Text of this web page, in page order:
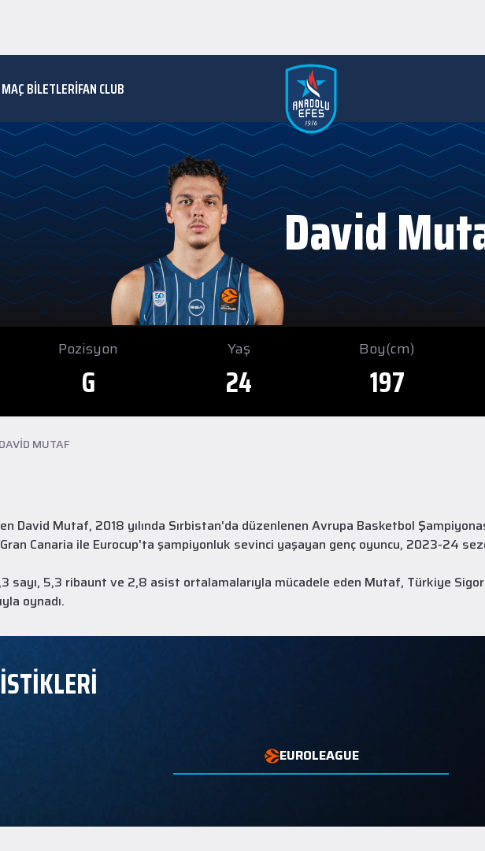
BİLETLERİFAN CLUB
David
Pozisyon
G
Yaş
24
Boy(cm)
197
DAVID MUTAF
David Mutaf, 2018 yılında Sırbistan'da düzenlenen Avrupa Basketbol
Canaria ile Eurocup'ta şampiyonluk sevinci yaşayan genç oyuncu, 2023-24
sayı, 5,3 ribaunt ve 2,8 asist ortalamalarıyla mücadele eden Mutaf, Türkiye
oynadı.
EUROLEAGUE